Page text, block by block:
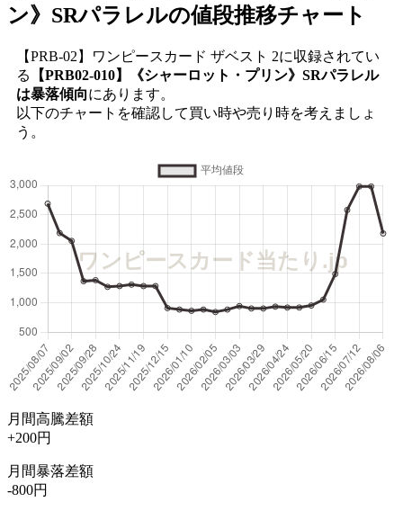
ン》SRパラレルの値段推移チャート
【PRB-02】ワンピースカード ザベスト 2に収録されてい
る
【PRB02-010】《シャーロット・プリン》SRパラレル
は暴落傾向にあります。
以下のチャートを確認して買い時や売り時を考えましょ
う。
月間高騰差額
+200円
月間暴落差額
-800円